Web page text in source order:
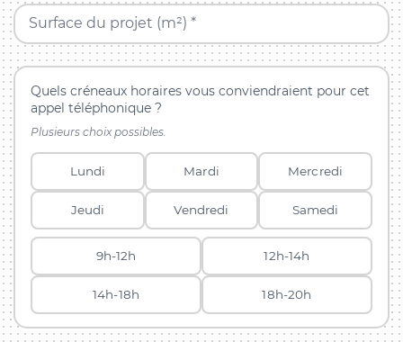
Surface du projet (m²) *
Quels créneaux horaires vous conviendraient pour cet
appel téléphonique ?
Plusieurs choix possibles.
Lundi Mardi Mercredi
Jeudi Vendredi Samedi
9h-12h 12h-14h
14h-18h 18h-20h